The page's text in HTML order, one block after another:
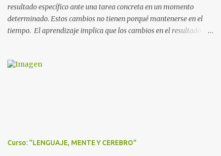
resultado específico ante una tarea concreta en un momento
determinado. Estos cambios no tienen porqué mantenerse en el
tiempo. El aprendizaje implica que los cambios en el resultado
Para que se produzca éste se debe: *Conocer el funcionamiento de
flexible, para poco a poco, ir complejizándolas y presentar en un
Curso: "LENGUAJE, MENTE Y CEREBRO"